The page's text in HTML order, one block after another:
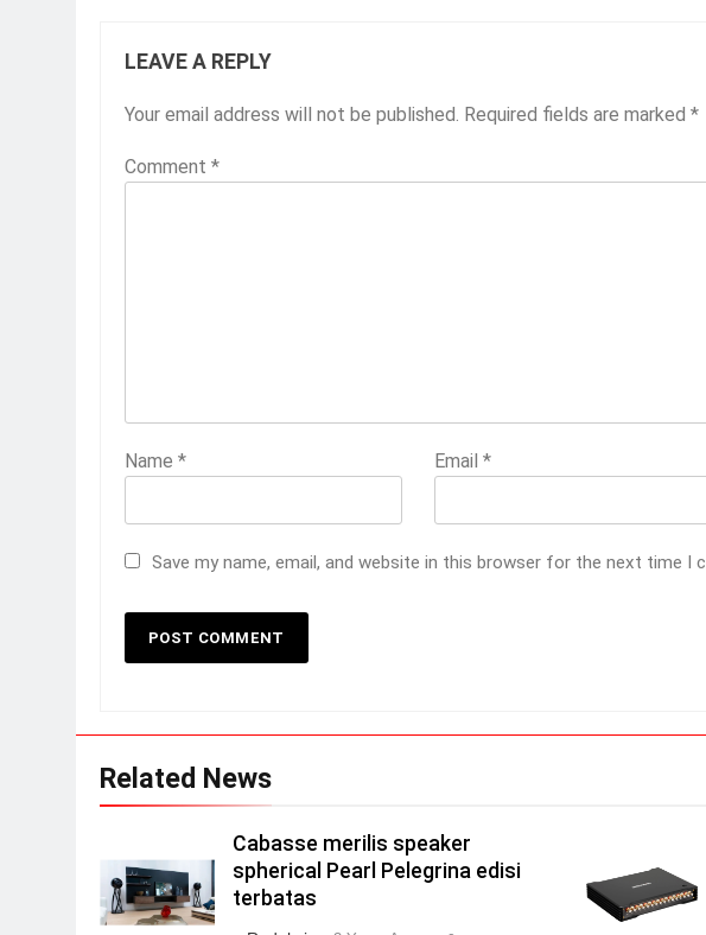
LEAVE A REPLY
Your email address will not be published. Required fields are marked *
Comment *
Name * Email *
Save my name, email, and website in this browser for the next time I
Related News
Cabasse merilis speaker
spherical Pearl Pelegrina edisi
terbatas